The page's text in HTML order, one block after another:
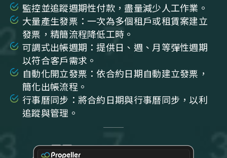
監控並追蹤週期性付款，盡量減少人工作業。
大量產生發票：一次為多個租戶或租賃案建立
發票，精簡流程降低工時。
可調式出帳週期：提供日、週、月等彈性週期
以符合客戶需求。
自動化開立發票：依合約日期自動建立發票，
簡化出帳流程。
行事曆同步：將合約日期與行事曆同步，以利
追蹤與管理。